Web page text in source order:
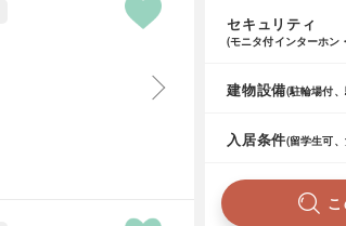
セキュリティ
(モニタ付インターホン
建物設備(駐輪場付
入居条件(留学生可